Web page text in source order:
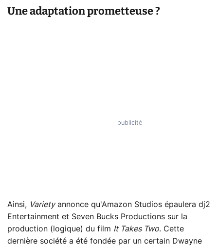
Une adaptation prometteuse ?
Ainsi, Varietyannonce qu'Amazon Studios épaulera dj2
Entertainment et Seven Bucks Productions sur la
production (logique) du film It Takes Two. Cette
dernière société a été fondée par un certain Dwayne